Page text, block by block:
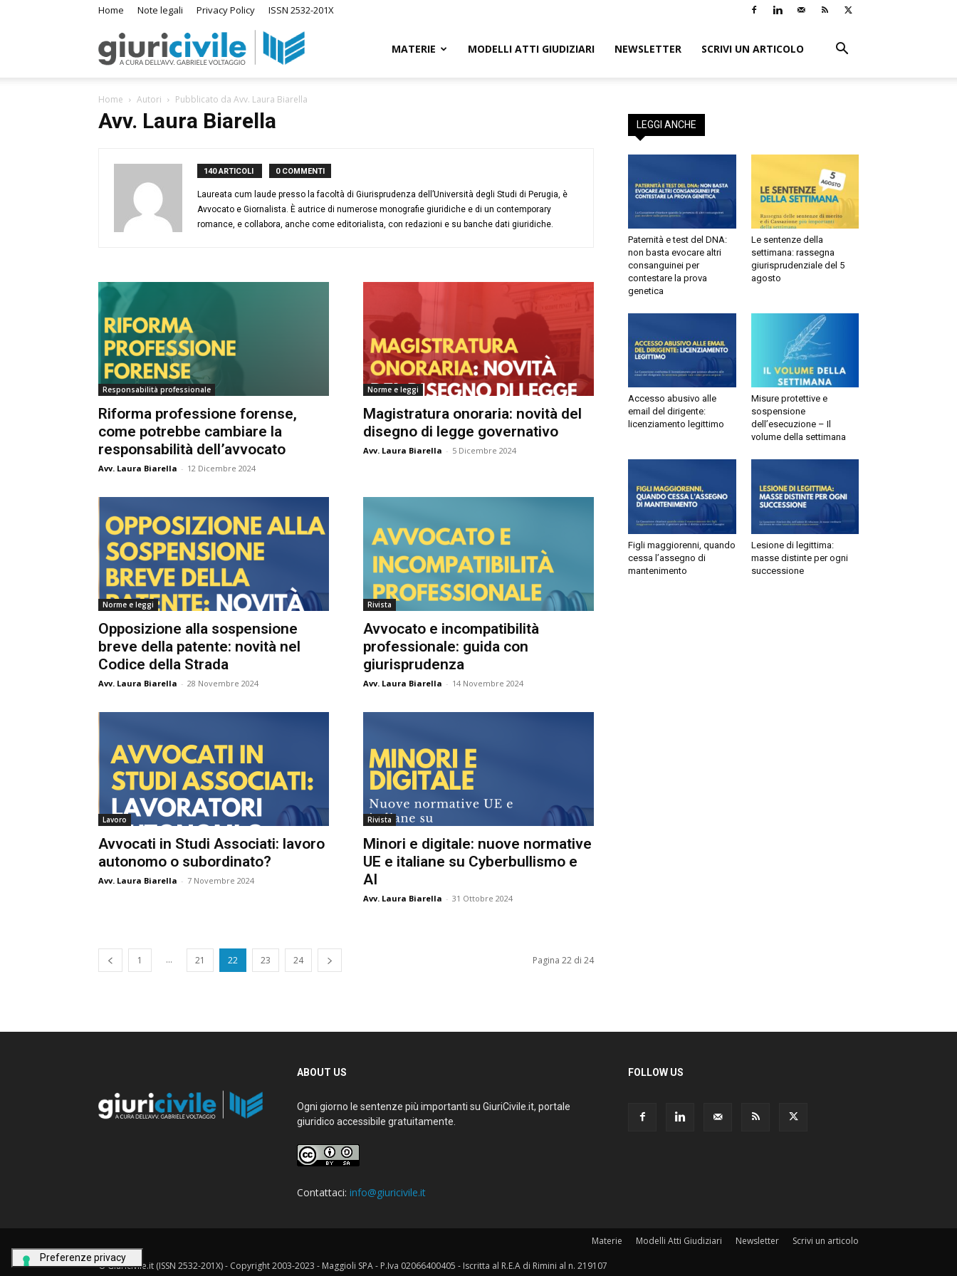
Home Note legali Privacy Policy ISSN 2532-201X
GiuriCivile.it
–
Rassegna
di
MATERIE MODELLI ATTI GIUDIZIARI NEWSLETTER SCRIVI UN ARTICOLO
Home Autori Pubblicato da Avv. Laura Biarella
Avv. Laura Biarella
140 ARTICOLI 0 COMMENTI
Laureata cum laude presso la facoltà di Giurisprudenza dell’Università degli Studi di Perugia, è
Avvocato e Giornalista. È autrice di numerose monografie giuridiche e di un contemporary
romance, e collabora, anche come editorialista, con redazioni e su banche dati giuridiche.
Responsabilità professionale
Riforma professione forense,
come potrebbe cambiare la
responsabilità dell’avvocato
Avv. Laura Biarella - 12 Dicembre 2024
Norme e leggi
Magistratura onoraria: novità del
disegno di legge governativo
Avv. Laura Biarella - 5 Dicembre 2024
Norme e leggi
Opposizione alla sospensione
breve della patente: novità nel
Codice della Strada
Avv. Laura Biarella - 28 Novembre 2024
Rivista
Avvocato e incompatibilità
professionale: guida con
giurisprudenza
Avv. Laura Biarella - 14 Novembre 2024
Lavoro
Avvocati in Studi Associati: lavoro
autonomo o subordinato?
Avv. Laura Biarella - 7 Novembre 2024
Rivista
Minori e digitale: nuove normative
UE e italiane su Cyberbullismo e
AI
Avv. Laura Biarella - 31 Ottobre 2024
... 21 22 23 24 Pagina 22 di 24
LEGGI ANCHE
Paternità e test del DNA:
non basta evocare altri
consanguinei per
contestare la prova
genetica
Le sentenze della
settimana: rassegna
giurisprudenziale del 5
agosto
Accesso abusivo alle
email del dirigente:
licenziamento legittimo
Misure protettive e
sospensione
dell’esecuzione – Il
volume della settimana
Figli maggiorenni, quando
cessa l’assegno di
mantenimento
Lesione di legittima:
masse distinte per ogni
successione
ABOUT US
Ogni giorno le sentenze più importanti su GiuriCivile.it, portale
giuridico accessibile gratuitamente.
Contattaci:info@giuricivile.it
FOLLOW US
Materie Modelli Atti Giudiziari Newsletter Scrivi un articolo
© Giuricivile.it (ISSN 2532-201X) - Copyright 2003-2023 - Maggioli SPA - P.Iva 02066400405 - Iscritta al R.E.A di Rimini al n. 219107
Sentenze e guide legali per Avvocati:
Iscriviti GRATIS e resta aggiornato
Autorizzo l’invio di comunicazioni a scopo commerciale e di
marketing nei limiti indicati nell’
informativa.
Autorizzo Non autorizzo
Cliccando su “Iscriviti” dichiari di aver letto e accettato la
Iscriviti